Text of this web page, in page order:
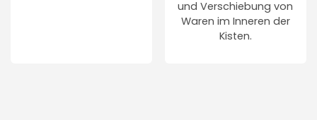
und Verschiebung von
Waren im Inneren der
Kisten.